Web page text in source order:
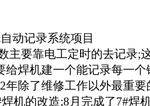
动记录系统项目
主要靠电工定时的去记录;
给焊机建一个能记录每一
年除了维修工作以外最重
焊机的改造;8 月完成了7#焊